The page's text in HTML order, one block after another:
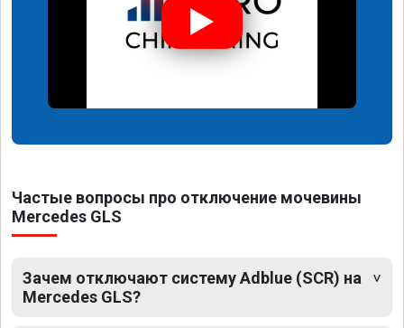
Частые вопросы про отключение мочевины
Mercedes GLS
Зачем отключают систему Adblue (SCR) на
Mercedes GLS?